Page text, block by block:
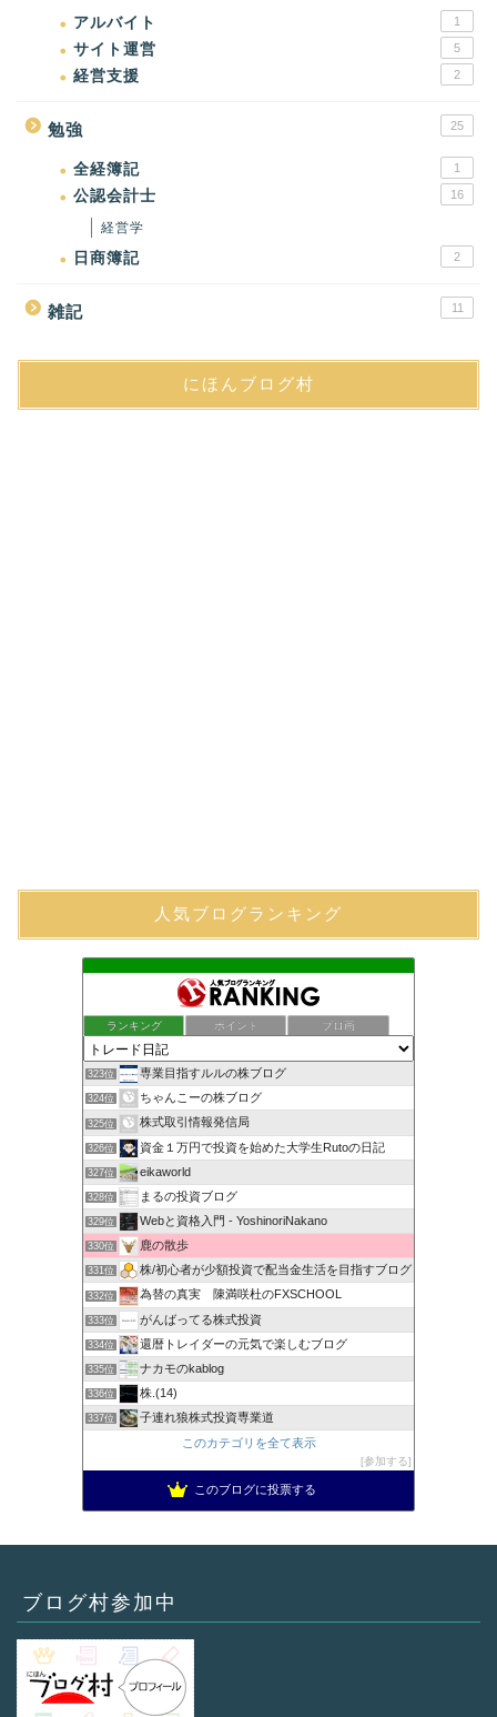
アルバイト 1
サイト運営 5
経営支援 2
勉強 25
全経簿記 1
公認会計士 16
経営学
日商簿記 2
雑記 11
にほんブログ村
人気ブログランキング
ランキング ポイント ブロ画
323位 専業目指すルルの株ブログ
324位 ちゃんこーの株ブログ
325位 株式取引情報発信局
326位 資金１万円で投資を始めた大学生Rutoの日記
327位 eikaworld
328位 まるの投資ブログ
329位 Webと資格入門 - YoshinoriNakano
330位 鹿の散歩
331位 株/初心者が少額投資で配当金生活を目指すブログ
332位 為替の真実 陳満咲杜のFXSCHOOL
333位 がんばってる株式投資
334位 還暦トレイダーの元気で楽しむブログ
335位 ナカモのkablog
336位 株.(14)
337位
子連れ狼株式投資専業道
このカテゴリを全て表示
参加する
このブログに投票する
ブログ村参加中